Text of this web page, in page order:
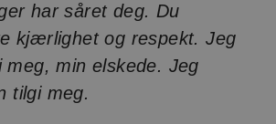
har såret deg. Du
kjærlighet og respekt. Jeg
meg, min elskede. Jeg
tilgi meg.